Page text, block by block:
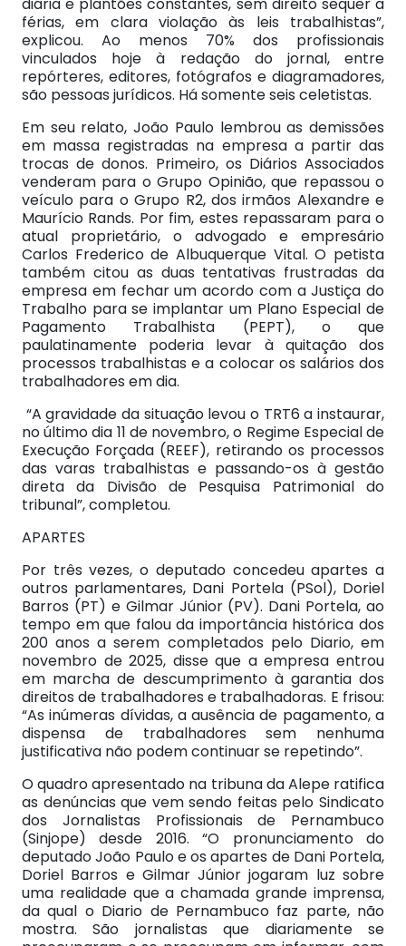
férias, em clara violação às leis trabalhistas”,
explicou. Ao menos 70% dos profissionais
vinculados hoje à redação do jornal, entre
repórteres, editores, fotógrafos e diagramadores,
são pessoas jurídicos. Há somente seis celetistas.
Em seu relato, João Paulo lembrou as demissões
em massa registradas na empresa a partir das
trocas de donos. Primeiro, os Diários Associados
venderam para o Grupo Opinião, que repassou o
veículo para o Grupo R2, dos irmãos Alexandre e
Maurício Rands. Por fim, estes repassaram para o
atual proprietário, o advogado e empresário
Carlos Frederico de Albuquerque Vital. O petista
também citou as duas tentativas frustradas da
empresa em fechar um acordo com a Justiça do
Trabalho para se implantar um Plano Especial de
Pagamento Trabalhista (PEPT), o que
paulatinamente poderia levar à quitação dos
processos trabalhistas e a colocar os salários dos
trabalhadores em dia.
“A gravidade da situação levou o TRT6 a instaurar,
no último dia 11 de novembro, o Regime Especial de
Execução Forçada (REEF), retirando os processos
das varas trabalhistas e passando-os à gestão
direta da Divisão de Pesquisa Patrimonial do
tribunal”, completou.
APARTES
Por três vezes, o deputado concedeu apartes a
outros parlamentares, Dani Portela (PSol), Doriel
Barros (PT) e Gilmar Júnior (PV). Dani Portela, ao
tempo em que falou da importância histórica dos
200 anos a serem completados pelo Diario, em
novembro de 2025, disse que a empresa entrou
em marcha de descumprimento à garantia dos
direitos de trabalhadores e trabalhadoras. E frisou:
“As inúmeras dívidas, a ausência de pagamento, a
dispensa de trabalhadores sem nenhuma
justificativa não podem continuar se repetindo”.
O quadro apresentado na tribuna da Alepe ratifica
as denúncias que vem sendo feitas pelo Sindicato
dos Jornalistas Profissionais de Pernambuco
(Sinjope) desde 2016. “O pronunciamento do
deputado João Paulo e os apartes de Dani Portela,
Doriel Barros e Gilmar Júnior jogaram luz sobre
uma realidade que a chamada grande imprensa,
da qual o Diario de Pernambuco faz parte, não
mostra. São jornalistas que diariamente se